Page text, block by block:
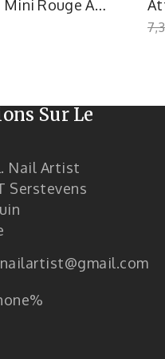
Rouge À
Sur Le
Nail Artist
Serstevens